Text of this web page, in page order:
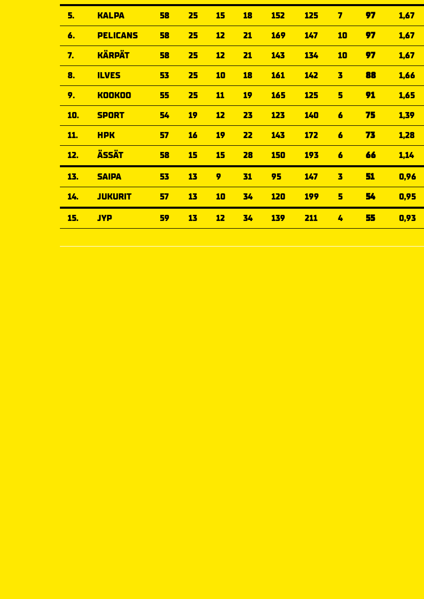
5.
KALPA 58 25 15 18 152 125 7 97
1,67
6.
PELICANS 58 25 12 21 169 147 10 97
1,67
7.
KÄRPÄT 58 25 12 21 143 134 10 97
1,67
8.
ILVES 53 25 10 18 161 142 3 88
1,66
9.
KOOKOO 55 25 11 19 165 125 5 91
1,65
10.
SPORT 54 19 12 23 123 140 6 75
1,39
11.
HPK 57 16 19 22 143 172 6 73
1,28
12.
ÄSSÄT 58 15 15 28 150 193 6 66
1,14
13.
SAIPA 53 13 9 31 95 147 3 51
0,96
14.
JUKURIT 57 13 10 34 120 199 5 54
0,95
15.
JYP 59 13 12 34 139 211 4 55 0,93